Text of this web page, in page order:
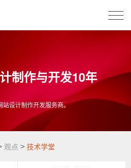
制作与开发10年
站设计制作开发服务商。
观点 > 技术学堂